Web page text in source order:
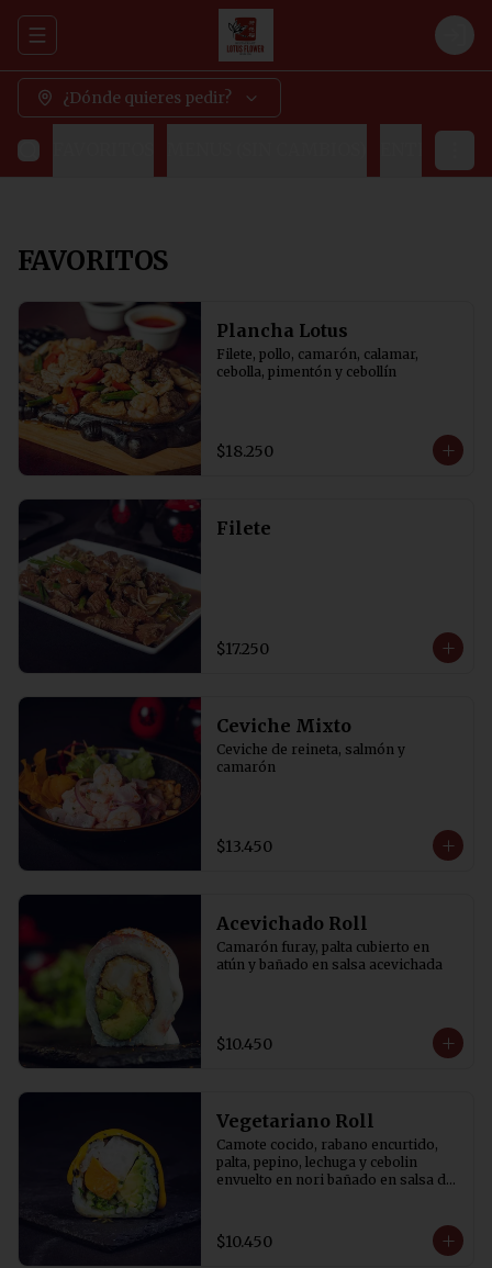
Abrir menu de navegación
¿Dónde quieres pedir?
FAVORITOS
Plancha Lotus
Filete, pollo, camarón, calamar,
cebolla, pimentón y cebollín
$18.250
Filete
$17.250
Ceviche Mixto
Ceviche de reineta, salmón y
camarón
$13.450
Acevichado Roll
Camarón furay, palta cubierto en
atún y bañado en salsa acevichada
$10.450
Vegetariano Roll
Camote cocido, rabano encurtido,
palta, pepino, lechuga y cebolin
envuelto en nori bañado en salsa de
$10.450